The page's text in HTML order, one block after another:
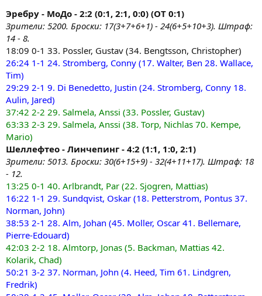
Эребру - МоДо - 2:2 (0:1, 2:1, 0:0) (ОТ 0:1)
Зрители: 5200. Броски: 17(3+7+6+1) - 24(6+5+10+3). Штраф:
14 - 8.
18:09 0-1 33. Possler, Gustav (34. Bengtsson, Christopher)
26:24 1-1 24. Stromberg, Conny (17. Walter, Ben 28. Wallace,
Tim)
29:29 2-1 9. Di Benedetto, Justin (24. Stromberg, Conny 18.
Aulin, Jared)
37:42 2-2 29. Salmela, Anssi (33. Possler, Gustav)
63:33 2-3 29. Salmela, Anssi (38. Torp, Nichlas 70. Kempe,
Mario)
Шеллефтео - Линчепинг - 4:2 (1:1, 1:0, 2:1)
Зрители: 5013. Броски: 30(6+15+9) - 32(4+11+17). Штраф: 18
- 12.
13:25 0-1 40. Arlbrandt, Par (22. Sjogren, Mattias)
16:22 1-1 29. Sundqvist, Oskar (18. Petterstrom, Pontus 37.
Norman, John)
38:53 2-1 28. Alm, Johan (45. Moller, Oscar 41. Bellemare,
Pierre-Edouard)
42:03 2-2 18. Almtorp, Jonas (5. Backman, Mattias 42.
Kolarik, Chad)
50:21 3-2 37. Norman, John (4. Heed, Tim 61. Lindgren,
Fredrik)